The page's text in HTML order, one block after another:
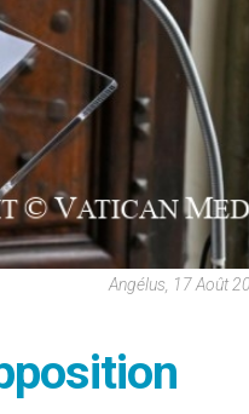
Angélus, 17 Août